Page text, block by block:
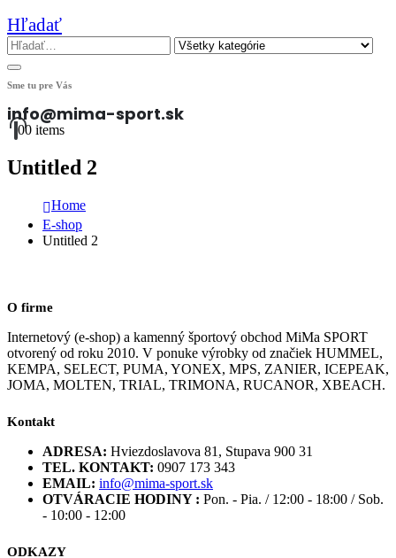
Hľadať
Sme tu pre Vás
info@mima-sport.sk
00 items
Untitled 2
Home
E-shop
Untitled 2
O firme
Internetový (e-shop) a kamenný športový obchod MiMa SPORT
otvorený od roku 2010. V ponuke výrobky od značiek HUMMEL,
KEMPA, SELECT, PUMA, YONEX, MPS, ZANIER, ICEPEAK,
JOMA, MOLTEN, TRIAL, TRIMONA, RUCANOR, XBEACH.
Kontakt
ADRESA: Hviezdoslavova 81, Stupava 900 31
TEL. KONTAKT: 0907 173 343
EMAIL: info@mima-sport.sk
OTVÁRACIE HODINY : Pon. - Pia. / 12:00 - 18:00 / Sob.
- 10:00 - 12:00
ODKAZY